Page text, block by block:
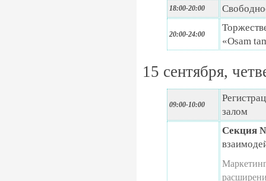
18:00-20:00
20:00-24:00
«Osam
15 сентября,
09:00-10:00
залом
Секция